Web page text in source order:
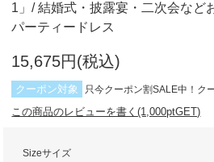
1」/ 結婚式・披露宴・二次会など
パーティードレス
15,675円(税込)
クーポン対象 只今クーポン割SALE中！ク
この商品のレビューを書く(1,000ptGET)
Sizeサイズ